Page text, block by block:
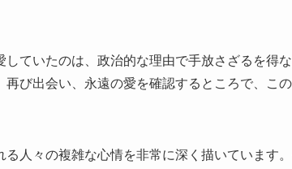
ていたのは、政治的な理由で手放さざるを得
び出会い、永遠の愛を確認するところで、こ
人々の複雑な心情を非常に深く描いています